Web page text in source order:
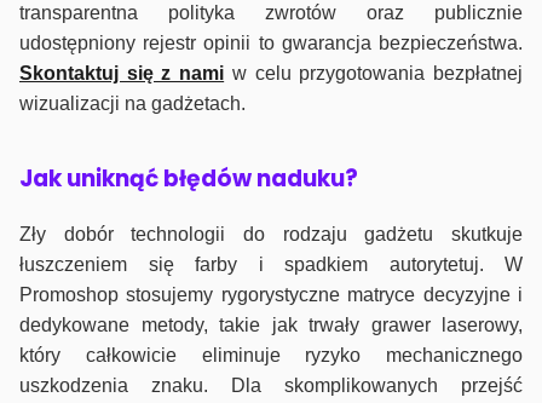
transparentna polityka zwrotów oraz publicznie
udostępniony rejestr opinii to gwarancja bezpieczeństwa.
Skontaktuj się z nami w celu przygotowania bezpłatnej
wizualizacji na gadżetach.
Jak uniknąć błędów naduku?
Zły dobór technologii do rodzaju gadżetu skutkuje
łuszczeniem się farby i spadkiem autorytetuj. W
Promoshop stosujemy rygorystyczne matryce decyzyjne i
dedykowane metody, takie jak trwały grawer laserowy,
który całkowicie eliminuje ryzyko mechanicznego
uszkodzenia znaku. Dla skomplikowanych przejść